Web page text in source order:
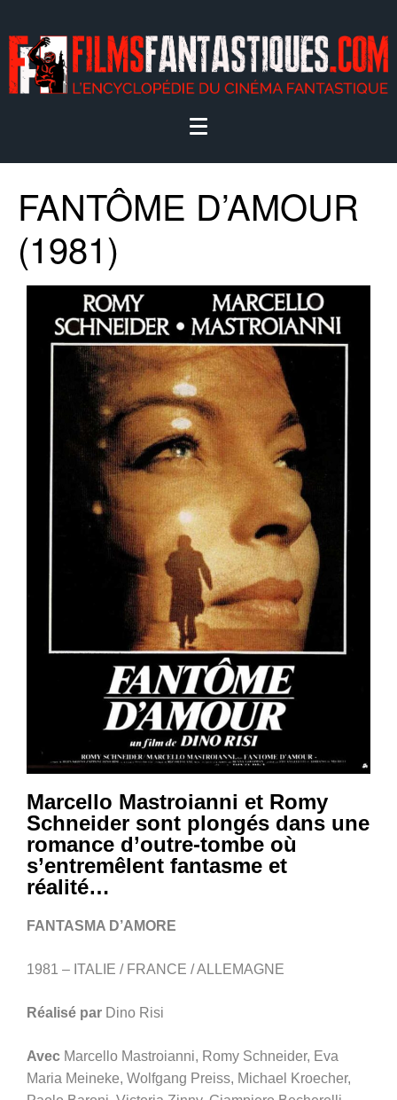
FANTÔME D’AMOUR
(1981)
Marcello Mastroianni et Romy
Schneider sont plongés dans une
romance d’outre-tombe où
s’entremêlent fantasme et
réalité…
FANTASMA D’AMORE
1981 – ITALIE / FRANCE / ALLEMAGNE
Réalisé par Dino Risi
Avec Marcello Mastroianni, Romy Schneider, Eva
Maria Meineke, Wolfgang Preiss, Michael Kroecher,